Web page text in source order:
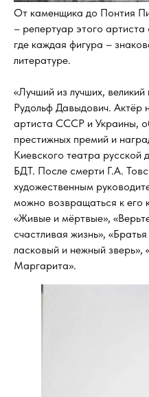
От каменщика до Понтия
– репертуар этого
где каждая фигура –
литературе.
«Лучший из лучших,
Рудольф Давыдович. Актёр
артиста СССР и Украины,
престижных премий и
Киевского театра
БДТ. После смерти Г.А.
художественным
можно возвращаться к его
«Живые и мёртвые»,
счастливая жизнь»,
ласковый и нежный
Маргарита».